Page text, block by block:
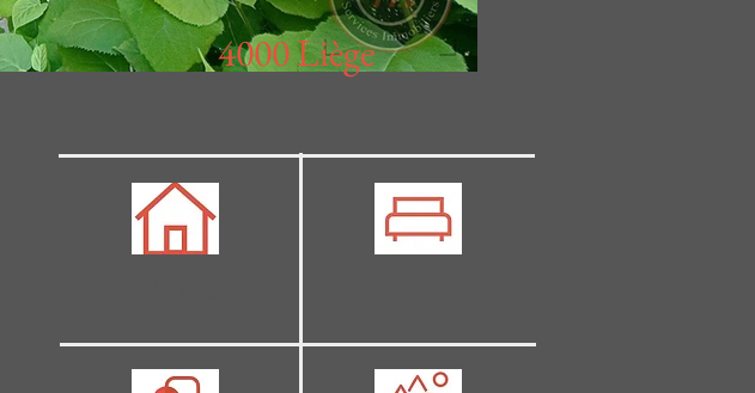
4000 Liège